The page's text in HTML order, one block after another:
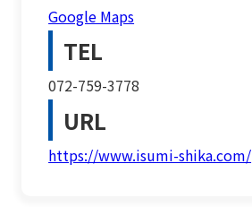
Google Maps
TEL
072-759-3778
URL
https://www.isumi-shika.com/